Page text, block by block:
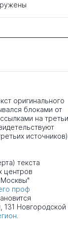
оригинального
блоками от
на третьи
текста
центров
проф
131 Новгородской